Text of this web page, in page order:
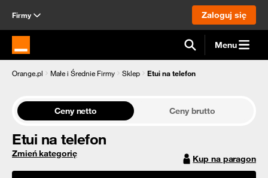
Firmy Zaloguj się
Strona główna Orange.pl Menu
Orange.pl Małe i Średnie Firmy Sklep Etui na telefon
Ceny netto Ceny brutto
Etui na telefon
Zmień kategorię Kup na paragon